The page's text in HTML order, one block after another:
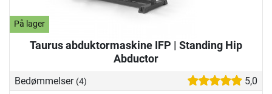
På lager
Taurus abduktormaskine IFP | Standing Hip
Abductor
Bedømmelser (4) 5,0